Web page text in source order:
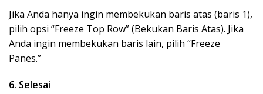
Jika Anda hanya ingin membekukan baris atas (baris 1),
pilih opsi “Freeze Top Row” (Bekukan Baris Atas). Jika
Anda ingin membekukan baris lain, pilih “Freeze
Panes.”
6. Selesai